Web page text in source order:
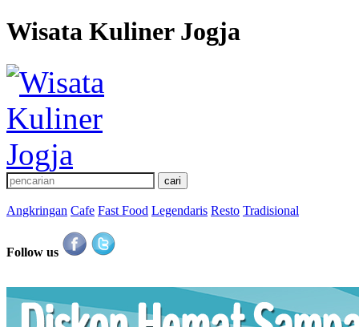
Wisata Kuliner Jogja
Angkringan Cafe Fast Food Legendaris Resto Tradisional
Follow us